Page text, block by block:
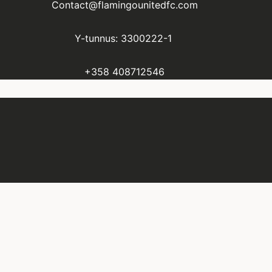
Contact@flamingounitedfc.com
Y-tunnus: 3300222-1
+358 408712546